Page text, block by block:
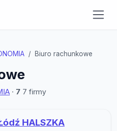
Biuro rachunkowe
· 7 7 firmy
HALSZKA